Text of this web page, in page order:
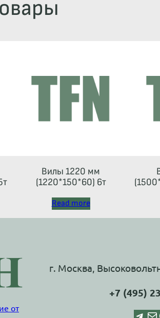
Вилы 1220 мм
(1220*150*60) 6т
Read more
от
г. Москва,
+7 (495)